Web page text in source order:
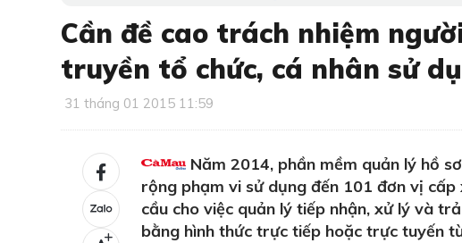
Cần đề cao trách nhiệm
truyền tổ chức, cá nhân sử
31 tháng 01 2015 11:59
+
Năm 2014, phần mềm quản lý hồ
rộng phạm vi sử dụng đến 101 đơn vị
cầu cho việc quản lý tiếp nhận, xử lý và
bằng hình thức trực tiếp hoặc trực tuyến